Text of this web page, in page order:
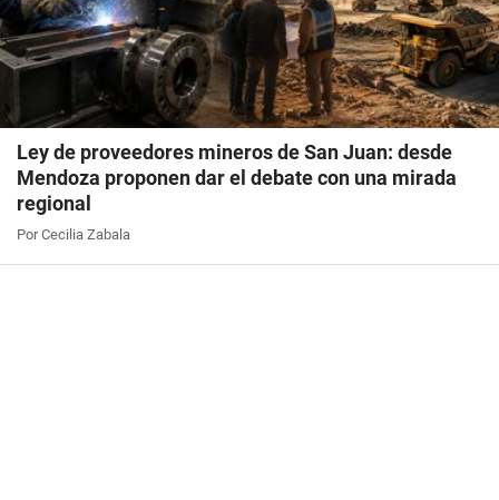
Ley de proveedores mineros de San Juan: desde
Mendoza proponen dar el debate con una mirada
regional
Por Cecilia Zabala